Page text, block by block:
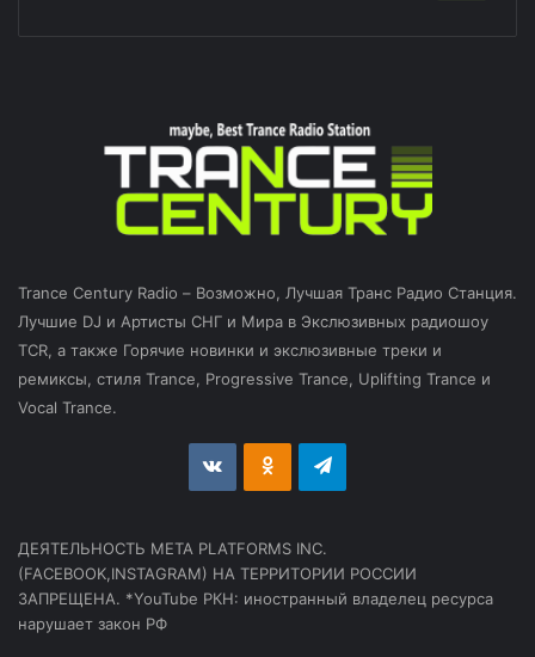
Trance Century Radio – Возможно, Лучшая Транс Радио Станция.
Лучшие DJ и Артисты СНГ и Мира в Экслюзивных радиошоу
TCR, а также Горячие новинки и экслюзивные треки и
ремиксы, стиля Trance, Progressive Trance, Uplifting Trance и
Vocal Trance.
vk.com Odnoklassniki
Telegram
ДЕЯТЕЛЬНОСТЬ МЕТА PLATFORMS INC.
(FACEBOOK,INSTAGRAM) НА ТЕРРИТОРИИ РОССИИ
ЗАПРЕЩЕНА. *YouTube РКН: иностранный владелец ресурса
нарушает закон РФ